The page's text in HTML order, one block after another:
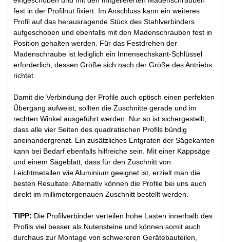
fest in der Profilnut fixiert. Im Anschluss kann ein weiteres
Profil auf das herausragende Stück des Stahlverbinders
aufgeschoben und ebenfalls mit den Madenschrauben fest in
Position gehalten werden. Für das Festdrehen der
Madenschraube ist lediglich ein Innensechskant-Schlüssel
erforderlich, dessen Größe sich nach der Größe des Antriebs
richtet.
Damit die Verbindung der Profile auch optisch einen perfekten
Übergang aufweist, sollten die Zuschnitte gerade und im
rechten Winkel ausgeführt werden. Nur so ist sichergestellt,
dass alle vier Seiten des quadratischen Profils bündig
aneinandergrenzt. Ein zusätzliches Entgraten der Sägekanten
kann bei Bedarf ebenfalls hilfreiche sein. Mit einer Kappsäge
und einem Sägeblatt, dass für den Zuschnitt von
Leichtmetallen wie Aluminium geeignet ist, erzielt man die
besten Resultate. Alternativ können die Profile bei uns auch
direkt im millimetergenauen Zuschnitt bestellt werden.
TIPP: Die Profilverbinder verteilen hohe Lasten innerhalb des
Profils viel besser als Nutensteine und können somit auch
durchaus zur Montage von schwereren Gerätebauteilen,